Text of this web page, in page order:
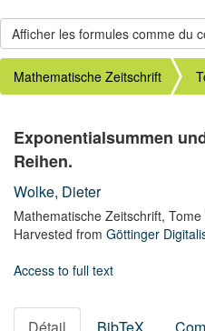
Mathematische Zeitschrift
Exponentialsummen
Reihen.
Wolke, Dieter
Mathematische Zeitschrift, Tome
Harvested from Göttinger
Access to full text